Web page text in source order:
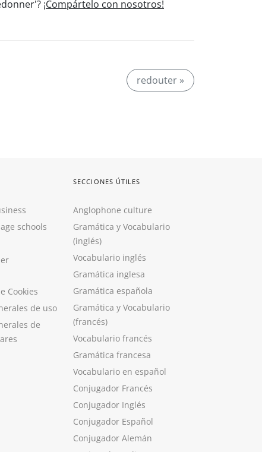
¡Compártelo con nosotros!
redouter »
schools
Cookies
de uso
de
SECCIONES ÚTILES
Anglophone culture
Gramática y Vocabulario
(inglés)
Vocabulario inglés
Gramática inglesa
Gramática española
Gramática y Vocabulario
(francés)
Vocabulario francés
Gramática francesa
Vocabulario en español
Conjugador Francés
Conjugador Inglés
Conjugador Español
Conjugador Alemán